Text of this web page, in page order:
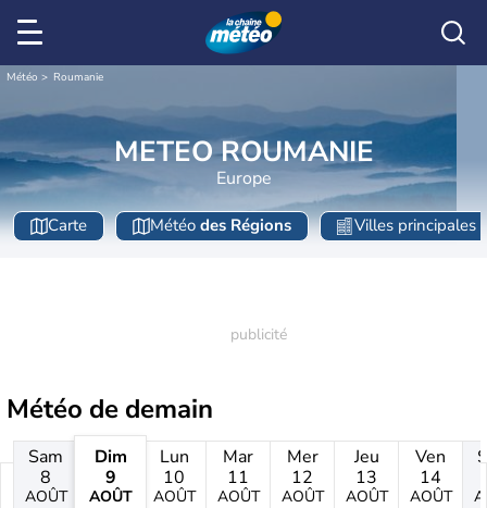
Météo Roumanie
METEO ROUMANIE
Europe
Carte Météo des Régions Villes principales
Météo de demain
Sam
8
AOÛT
Dim
9
AOÛT
Lun
10
AOÛT
Mar
11
AOÛT
Mer
12
AOÛT
Jeu
13
AOÛT
Ven
14
AOÛT